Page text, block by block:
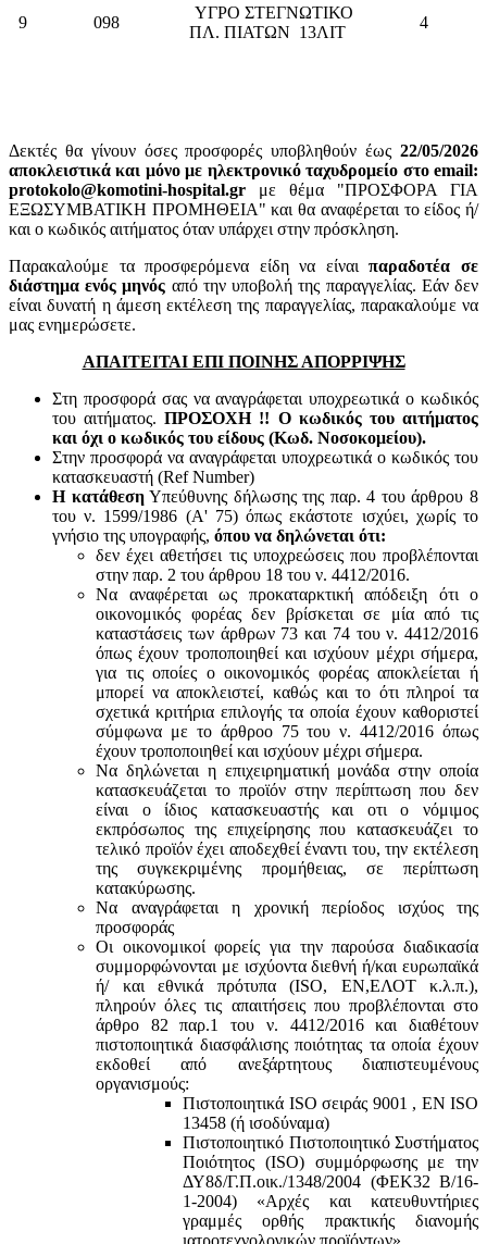
9 098
ΥΓΡΟ ΣΤΕΓΝΩΤΙΚΟ
ΠΛ. ΠΙΑΤΩΝ 13ΛΙΤ
4
Δεκτές θα γίνουν όσες προσφορές υποβληθούν έως 22/05/2026
αποκλειστικά και μόνο με ηλεκτρονικό ταχυδρομείο στο email:
protokolo@komotini-hospital.gr με θέμα "ΠΡΟΣΦΟΡΑ ΓΙΑ
ΕΞΩΣΥΜΒΑΤΙΚΗ ΠΡΟΜΗΘΕΙΑ" και θα αναφέρεται το είδος ή/
και ο κωδικός αιτήματος όταν υπάρχει στην πρόσκληση.
Παρακαλούμε τα προσφερόμενα είδη να είναιπαραδοτέα σε
διάστημα ενός μηνός από την υποβολή της παραγγελίας. Εάν δεν
είναι δυνατή η άμεση εκτέλεση της παραγγελίας, παρακαλούμε να
μας ενημερώσετε.
ΑΠΑΙΤΕΙΤΑΙ ΕΠΙ ΠΟΙΝΗΣ ΑΠΟΡΡΙΨΗΣ
Στη προσφορά σας να αναγράφεται υποχρεωτικά ο κωδικός
του αιτήματος.ΠΡΟΣΟΧΗ !! Ο κωδικός του αιτήματος
και όχι ο κωδικός του είδους (Κωδ. Νοσοκομείου).
Στην προσφορά να αναγράφεται υποχρεωτικά ο κωδικός του
κατασκευαστή (Ref Number)
Η κατάθεσηΥπεύθυνης δήλωσης της παρ. 4 του άρθρου 8
του ν. 1599/1986 (Α' 75) όπως εκάστοτε ισχύει, χωρίς το
γνήσιο της υπογραφής, όπου να δηλώνεται ότι:
δεν έχει αθετήσει τις υποχρεώσεις που προβλέπονται
στην παρ. 2 του άρθρου 18 του ν. 4412/2016.
Να αναφέρεται ως προκαταρκτική απόδειξη ότι ο
οικονομικός φορέας δεν βρίσκεται σε μία από τις
καταστάσεις των άρθρων 73 και 74 του ν. 4412/2016
όπως έχουν τροποποιηθεί και ισχύουν μέχρι σήμερα,
για τις οποίες ο οικονομικός φορέας αποκλείεται ή
μπορεί να αποκλειστεί, καθώς και το ότι πληροί τα
σχετικά κριτήρια επιλογής τα οποία έχουν καθοριστεί
σύμφωνα με τo άρθροo 75 του ν. 4412/2016 όπως
έχουν τροποποιηθεί και ισχύουν μέχρι σήμερα.
Να δηλώνεται η επιχειρηματική μονάδα στην οποία
κατασκευάζεται το προϊόν στην περίπτωση που δεν
είναι ο ίδιος κατασκευαστής και oτι ο νόμιμος
εκπρόσωπος της επιχείρησης που κατασκευάζει το
τελικό προϊόν έχει αποδεχθεί έναντι του, την εκτέλεση
της συγκεκριμένης προμήθειας, σε περίπτωση
κατακύρωσης.
Να αναγράφεται η χρονική περίοδος ισχύος της
προσφοράς
Οι οικονομικοί φορείς για την παρούσα διαδικασία
συμμορφώνονται με ισχύοντα διεθνή ή/και ευρωπαϊκά
ή/ και εθνικά πρότυπα (ISO, ΕΝ,ΕΛΟΤ κ.λ.π.),
πληρούν όλες τις απαιτήσεις που προβλέπονται στο
άρθρο 82 παρ.1 του ν. 4412/2016 και διαθέτουν
πιστοποιητικά διασφάλισης ποιότητας τα οποία έχουν
εκδοθεί από ανεξάρτητους διαπιστευμένους
οργανισμούς:
Πιστοποιητικά ISO σειράς 9001 , ΕΝ ISO
13458 (ή ισοδύναμα)
Πιστοποιητικό Πιστοποιητικό Συστήματος
Ποιότητος (ISO) συμμόρφωσης με την
ΔΥ8δ/Γ.Π.οικ./1348/2004 (ΦΕΚ32 Β/16-
1-2004) «Αρχές και κατευθυντήριες
γραμμές ορθής πρακτικής διανομής